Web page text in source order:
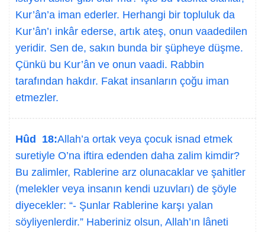
Kur’ân’a iman ederler. Herhangi bir topluluk da
Kur’ân’ı inkâr ederse, artık ateş, onun vaadedilen
yeridir. Sen de, sakın bunda bir şüpheye düşme.
Çünkü bu Kur’ân ve onun vaadi. Rabbin
tarafından hakdır. Fakat insanların çoğu iman
etmezler.
Hûd 18:Allah’a ortak veya çocuk isnad etmek
suretiyle O’na iftira edenden daha zalim kimdir?
Bu zalimler, Rablerine arz olunacaklar ve şahitler
(melekler veya insanın kendi uzuvları) de şöyle
diyecekler: “- Şunlar Rablerine karşı yalan
söyliyenlerdir.” Haberiniz olsun, Allah’ın lâneti